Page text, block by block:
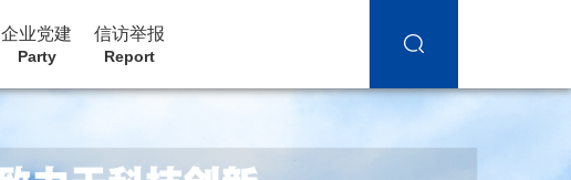
企业党建
Party
信访举报
Report